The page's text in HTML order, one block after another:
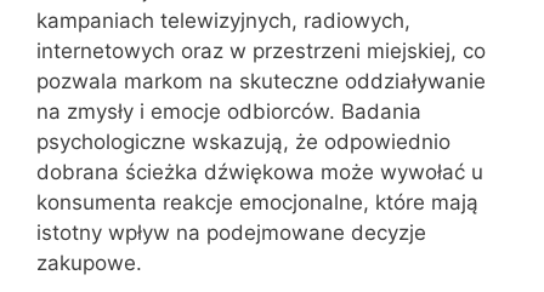
kampaniach telewizyjnych, radiowych,
internetowych oraz w przestrzeni miejskiej, co
pozwala markom na skuteczne oddziaływanie
na zmysły i emocje odbiorców. Badania
psychologiczne wskazują, że odpowiednio
dobrana ścieżka dźwiękowa może wywołać u
konsumenta reakcje emocjonalne, które mają
istotny wpływ na podejmowane decyzje
zakupowe.